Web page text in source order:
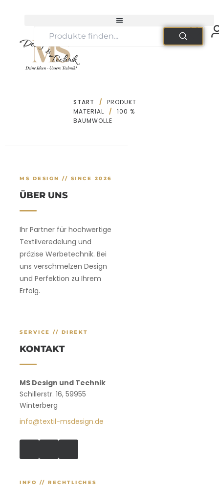
START /
PRODUKT
MATERIAL
/
100 %
BAUMWOLLE
MS DESIGN // SINCE 2026
ÜBER UNS
Ihr Partner für hochwertige
Textilveredelung und
präzise Werbetechnik. Bei
uns verschmelzen Design
und Perfektion zu Ihrem
Erfolg.
SERVICE // DIREKT
KONTAKT
MS Design und Technik
Schillerstr. 16, 59955
Winterberg
info@textil-msdesign.de
INFO // RECHTLICHES